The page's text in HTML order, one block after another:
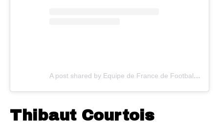
A post shared by Equipe de France de Football (@equipedefrance)
Thibaut Courtois